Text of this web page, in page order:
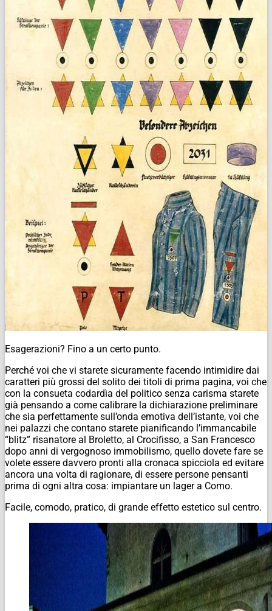
Esagerazioni? Fino a un certo punto.
Perché voi che vi starete sicuramente facendo intimidire dai
caratteri più grossi del solito dei titoli di prima pagina, voi che
con la consueta codardìa del politico senza carisma starete
già pensando a come calibrare la dichiarazione preliminare
che sia perfettamente sull’onda emotiva dell’istante, voi che
nei palazzi che contano starete pianificando l’immancabile
“blitz” risanatore al Broletto, al Crocifisso, a San Francesco
dopo anni di vergognoso immobilismo, quello dovete fare se
volete essere davvero pronti alla cronaca spicciola ed evitare
ancora una volta di ragionare, di essere persone pensanti
prima di ogni altra cosa: impiantare un lager a Como.
Facile, comodo, pratico, di grande effetto estetico sul centro.